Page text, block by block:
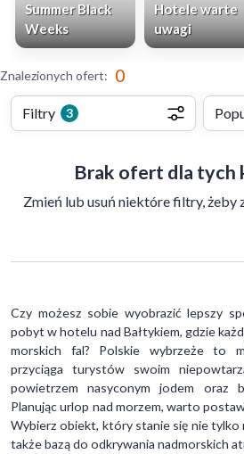
Summer Black
Weeks
Hotele warte
uwagi
Znalezionych ofert: 0
Filtry 3
Brak ofert dla
Zmień lub usuń niektóre filtry, żeby
Czy możesz sobie wyobrazić lepszy
pobyt w hotelu nad Bałtykiem, gdzie
morskich fal? Polskie wybrzeże to
przyciąga turystów swoim
powietrzem nasyconym jodem oraz
Planując urlop nad morzem, warto
Wybierz obiekt, który stanie się nie tylko
także bazą do odkrywania nadmorskich